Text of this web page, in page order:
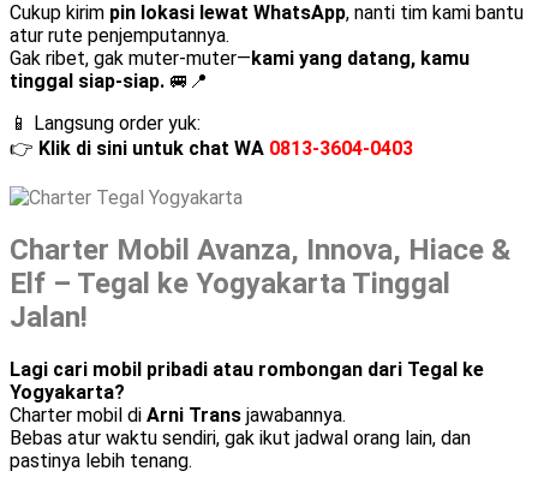
Cukup kirim pin lokasi lewat WhatsApp, nanti tim kami bantu
atur rute penjemputannya.
Gak ribet, gak muter-muter— kami yang datang, kamu
tinggal siap-siap. 🚐📍
📱 Langsung order yuk:
👉 Klik di sini untuk chat WA 0813-3604-0403
Charter Mobil Avanza, Innova, Hiace &
Elf – Tegal ke Yogyakarta Tinggal
Jalan!
Lagi cari mobil pribadi atau rombongan dari Tegal ke
Yogyakarta?
Charter mobil di Arni Trans jawabannya.
Bebas atur waktu sendiri, gak ikut jadwal orang lain, dan
pastinya lebih tenang.